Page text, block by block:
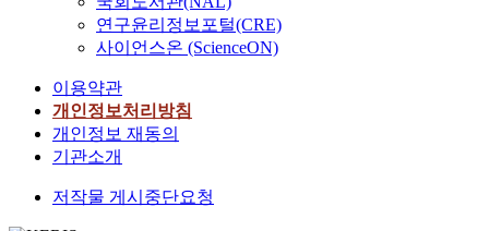
연구윤리정보포털(CRE)
사이언스온 (ScienceON)
이용약관
개인정보처리방침
개인정보 재동의
기관소개
저작물 게시중단요청